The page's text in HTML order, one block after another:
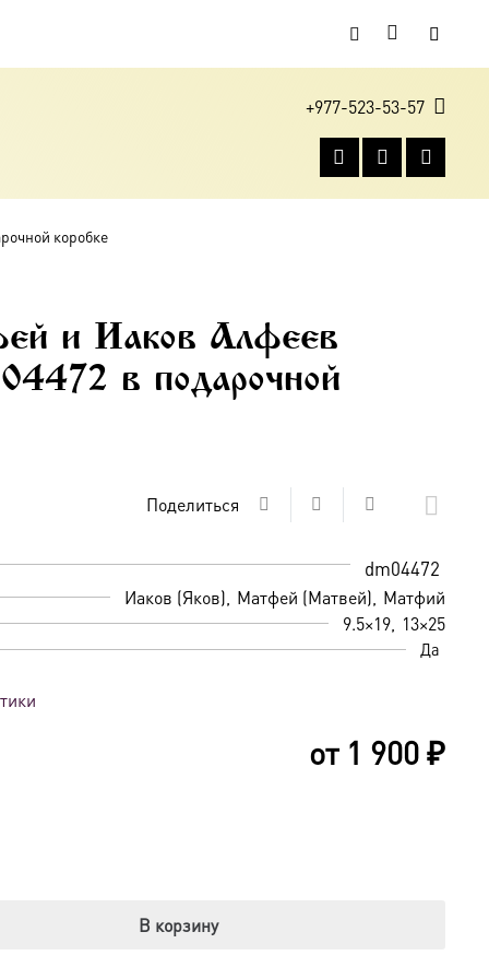
+977-523-53-57
коробке
и Иаков Алфеев
в подарочной
Поделиться
dm04472
Иаков (Яков) Матфей (Матвей) Матфий
9.5×19 13×25
Да
от 1 900₽
В корзину